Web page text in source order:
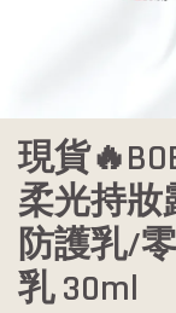
現貨
柔光持妝
防護乳/
乳 30ml